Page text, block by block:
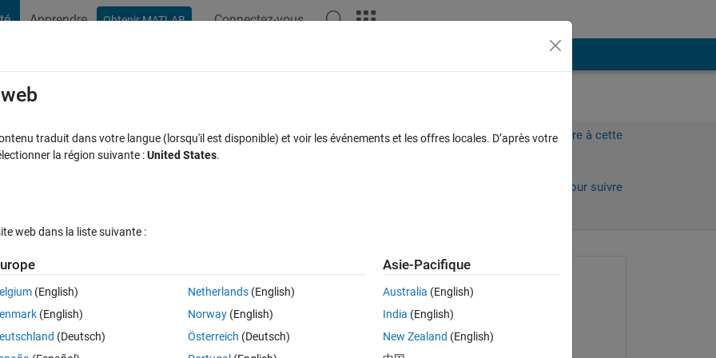
Apprendre Obtenir MATLAB Connectez-vous
by ssm() (State space function)?
Connectez-vous pour répondre à cette
Connectez-vous pour suivre
Ouvrir dans MATLAB Online
with independent Gaussian state disturbances and observation
model in which the state equation has a drift. For example:
Wilson Tang
le 20 Juil 2017
traduit dans votre langue (lorsqu'il est disponible) et voir les événements et les offres locales. D’après votre
la région suivante :United States.
web dans la liste suivante :
(English)
(English)
(Deutsch)
Netherlands(English)
Norway(English)
Österreich (Deutsch)
Asie-Pacifique
Australia (English)
India (English)
New Zealand (English)